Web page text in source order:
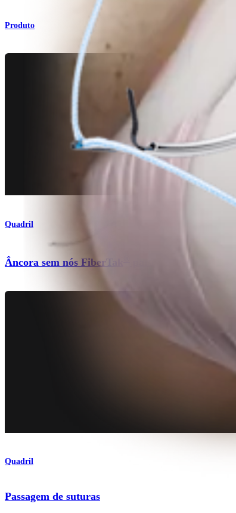
Produto
Quadril
Âncora sem nós FiberTak para quadril
Quadril
Passagem de suturas